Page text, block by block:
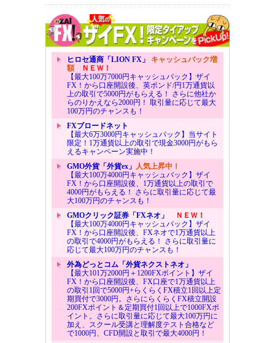
ヒロセ通商「LION FX」 キャッシュバック増
額ＮＥＷ！
【最大100万7000円キャッシュバック】ザイ
FX！から口座開設後、英ポンド/円1万通貨以
上の取引で5000円がもらえる！ さらに他社か
らのりかえなら2000円！ 取引量に応じて最大
100万円のチャンスも！
FXブロードネット
【最大6万3000円キャッシュバック】当サイト
限定！1万通貨以上の取引で現金3000円がもら
えるキャンペーン実施中！
GMO外貨「外貨ex」 人気上昇中！
【最大100万4000円キャッシュバック】ザイ
FX！から口座開設後、1万通貨以上の取引で
4000円がもらえる！ さらに取引量に応じて最
大100万円のチャンスも！
GMOクリック証券「FXネオ」
ＮＥＷ！
【最大100万4000円キャッシュバック】ザイ
FX！から口座開設後、FXネオで1万通貨以上
の取引で4000円がもらえる！ さらに取引量に
応じて最大100万円のチャンスも！
外為どっとコム「外貨ネクストネオ」
【最大101万2000円＋1200FXポイント】ザイ
FX！から口座開設後、FX口座で1万通貨以上
の取引1回で5000円+らくらくFX積立1回以上定
期買付で3000円。さらにらくらくFX積立開設
200FXポイント＆定期買付1回以上で1000FXポ
イント。さらに取引量に応じて最大100万円に
加え、スクール受講と理解度テスト合格など
で1000円、CFD開設と取引で最大4000円！